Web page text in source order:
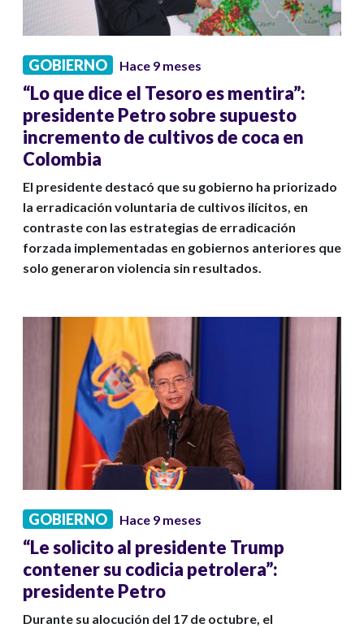
GOBIERNO Hace 9 meses
“Lo que dice el Tesoro es mentira”:
presidente Petro sobre supuesto
incremento de cultivos de coca en
Colombia
El presidente destacó que su gobierno ha priorizado
la erradicación voluntaria de cultivos ilícitos, en
contraste con las estrategias de erradicación
forzada implementadas en gobiernos anteriores que
solo generaron violencia sin resultados.
GOBIERNO Hace 9 meses
“Le solicito al presidente Trump
contener su codicia petrolera”:
presidente Petro
Durante su alocución del 17 de octubre, el